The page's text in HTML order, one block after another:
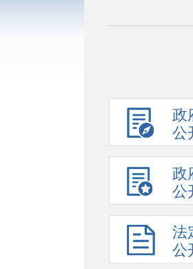
政
公
政
公
法
公